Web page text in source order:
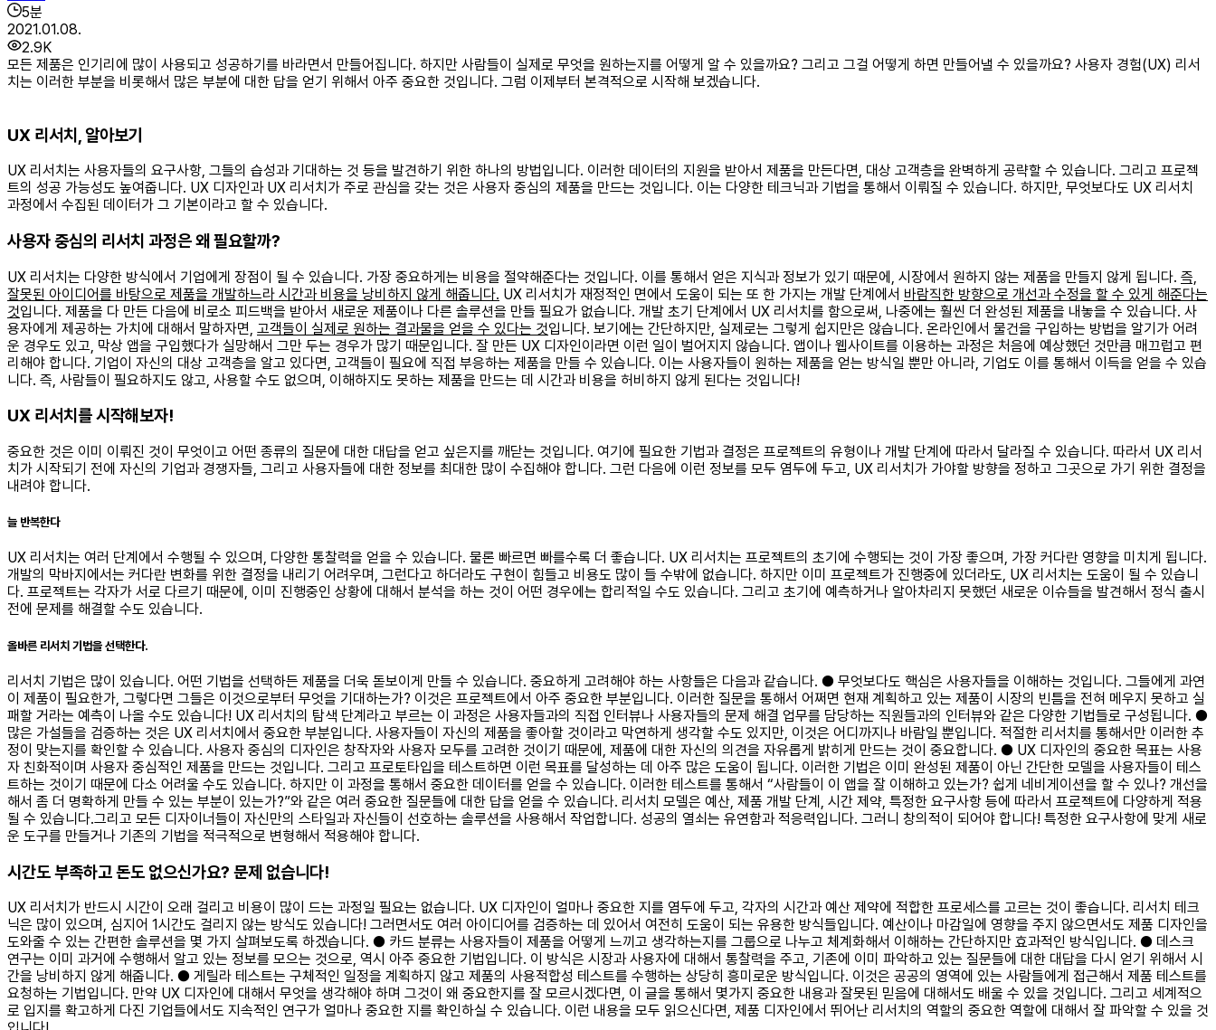
5분
2021.01.08.
2.9K
모든 제품은 인기리에 많이 사용되고 성공하기를 바라면서 만들어집니다. 하지만 사람들이 실제로 무엇을 원하는지를 어떻게 알 수 있을까요? 그리고 그걸 어떻게 하면 만들어낼 수 있을까요? 사용자 경험(UX) 리서
치는 이러한 부분을 비롯해서 많은 부분에 대한 답을 얻기 위해서 아주 중요한 것입니다. 그럼 이제부터 본격적으로 시작해 보겠습니다.
UX 리서치, 알아보기
UX 리서치는 사용자들의 요구사항, 그들의 습성과 기대하는 것 등을 발견하기 위한 하나의 방법입니다. 이러한 데이터의 지원을 받아서 제품을 만든다면, 대상 고객층을 완벽하게 공략할 수 있습니다. 그리고 프로젝
트의 성공 가능성도 높여줍니다. UX 디자인과 UX 리서치가 주로 관심을 갖는 것은 사용자 중심의 제품을 만드는 것입니다. 이는 다양한 테크닉과 기법을 통해서 이뤄질 수 있습니다. 하지만, 무엇보다도 UX 리서치
과정에서 수집된 데이터가 그 기본이라고 할 수 있습니다. ​
사용자 중심의 리서치 과정은 왜 필요할까?
UX 리서치는 다양한 방식에서 기업에게 장점이 될 수 있습니다. 가장 중요하게는 비용을 절약해준다는 것입니다. 이를 통해서 얻은 지식과 정보가 있기 때문에, 시장에서 원하지 않는 제품을 만들지 않게 됩니다. 즉,
잘못된 아이디어를 바탕으로 제품을 개발하느라 시간과 비용을 낭비하지 않게 해줍니다. UX 리서치가 재정적인 면에서 도움이 되는 또 한 가지는 개발 단계에서 바람직한 방향으로 개선과 수정을 할 수 있게 해준다는
것입니다. 제품을 다 만든 다음에 비로소 피드백을 받아서 새로운 제품이나 다른 솔루션을 만들 필요가 없습니다. 개발 초기 단계에서 UX 리서치를 함으로써, 나중에는 훨씬 더 완성된 제품을 내놓을 수 있습니다. 사
용자에게 제공하는 가치에 대해서 말하자면, 고객들이 실제로 원하는 결과물을 얻을 수 있다는 것입니다. 보기에는 간단하지만, 실제로는 그렇게 쉽지만은 않습니다. 온라인에서 물건을 구입하는 방법을 알기가 어려
운 경우도 있고, 막상 앱을 구입했다가 실망해서 그만 두는 경우가 많기 때문입니다. 잘 만든 UX 디자인이라면 이런 일이 벌어지지 않습니다. 앱이나 웹사이트를 이용하는 과정은 처음에 예상했던 것만큼 매끄럽고 편
리해야 합니다. 기업이 자신의 대상 고객층을 알고 있다면, 고객들이 필요에 직접 부응하는 제품을 만들 수 있습니다. 이는 사용자들이 원하는 제품을 얻는 방식일 뿐만 아니라, 기업도 이를 통해서 이득을 얻을 수 있습
니다. 즉, 사람들이 필요하지도 않고, 사용할 수도 없으며, 이해하지도 못하는 제품을 만드는 데 시간과 비용을 허비하지 않게 된다는 것입니다!
UX 리서치를 시작해보자!
중요한 것은 이미 이뤄진 것이 무엇이고 어떤 종류의 질문에 대한 대답을 얻고 싶은지를 깨닫는 것입니다. 여기에 필요한 기법과 결정은 프로젝트의 유형이나 개발 단계에 따라서 달라질 수 있습니다. 따라서 UX 리서
치가 시작되기 전에 자신의 기업과 경쟁자들, 그리고 사용자들에 대한 정보를 최대한 많이 수집해야 합니다. 그런 다음에 이런 정보를 모두 염두에 두고, UX 리서치가 가야할 방향을 정하고 그곳으로 가기 위한 결정을
내려야 합니다.
늘 반복한다
UX 리서치는 여러 단계에서 수행될 수 있으며, 다양한 통찰력을 얻을 수 있습니다. 물론 빠르면 빠를수록 더 좋습니다. UX 리서치는 프로젝트의 초기에 수행되는 것이 가장 좋으며, 가장 커다란 영향을 미치게 됩니다.
개발의 막바지에서는 커다란 변화를 위한 결정을 내리기 어려우며, 그런다고 하더라도 구현이 힘들고 비용도 많이 들 수밖에 없습니다. 하지만 이미 프로젝트가 진행중에 있더라도, UX 리서치는 도움이 될 수 있습니
다. 프로젝트는 각자가 서로 다르기 때문에, 이미 진행중인 상황에 대해서 분석을 하는 것이 어떤 경우에는 합리적일 수도 있습니다. 그리고 초기에 예측하거나 알아차리지 못했던 새로운 이슈들을 발견해서 정식 출시
전에 문제를 해결할 수도 있습니다.
올바른 리서치 기법을 선택한다.
리서치 기법은 많이 있습니다. 어떤 기법을 선택하든 제품을 더욱 돋보이게 만들 수 있습니다. 중요하게 고려해야 하는 사항들은 다음과 같습니다. ● 무엇보다도 핵심은 사용자들을 이해하는 것입니다. 그들에게 과연
이 제품이 필요한가, 그렇다면 그들은 이것으로부터 무엇을 기대하는가? 이것은 프로젝트에서 아주 중요한 부분입니다. 이러한 질문을 통해서 어쩌면 현재 계획하고 있는 제품이 시장의 빈틈을 전혀 메우지 못하고 실
패할 거라는 예측이 나올 수도 있습니다! UX 리서치의 탐색 단계라고 부르는 이 과정은 사용자들과의 직접 인터뷰나 사용자들의 문제 해결 업무를 담당하는 직원들과의 인터뷰와 같은 다양한 기법들로 구성됩니다. ●
많은 가설들을 검증하는 것은 UX 리서치에서 중요한 부분입니다. 사용자들이 자신의 제품을 좋아할 것이라고 막연하게 생각할 수도 있지만, 이것은 어디까지나 바람일 뿐입니다. 적절한 리서치를 통해서만 이러한 추
정이 맞는지를 확인할 수 있습니다. 사용자 중심의 디자인은 창작자와 사용자 모두를 고려한 것이기 때문에, 제품에 대한 자신의 의견을 자유롭게 밝히게 만드는 것이 중요합니다. ● UX 디자인의 중요한 목표는 사용
자 친화적이며 사용자 중심적인 제품을 만드는 것입니다. 그리고 프로토타입을 테스트하면 이런 목표를 달성하는 데 아주 많은 도움이 됩니다. 이러한 기법은 이미 완성된 제품이 아닌 간단한 모델을 사용자들이 테스
트하는 것이기 때문에 다소 어려울 수도 있습니다. 하지만 이 과정을 통해서 중요한 데이터를 얻을 수 있습니다. 이러한 테스트를 통해서 “사람들이 이 앱을 잘 이해하고 있는가? 쉽게 네비게이션을 할 수 있나? 개선을
해서 좀 더 명확하게 만들 수 있는 부분이 있는가?”와 같은 여러 중요한 질문들에 대한 답을 얻을 수 있습니다. 리서치 모델은 예산, 제품 개발 단계, 시간 제약, 특정한 요구사항 등에 따라서 프로젝트에 다양하게 적용
될 수 있습니다.그리고 모든 디자이너들이 자신만의 스타일과 자신들이 선호하는 솔루션을 사용해서 작업합니다. 성공의 열쇠는 유연함과 적응력입니다. 그러니 창의적이 되어야 합니다! 특정한 요구사항에 맞게 새로
운 도구를 만들거나 기존의 기법을 적극적으로 변형해서 적용해야 합니다.
시간도 부족하고 돈도 없으신가요? 문제 없습니다!
UX 리서치가 반드시 시간이 오래 걸리고 비용이 많이 드는 과정일 필요는 없습니다. UX 디자인이 얼마나 중요한 지를 염두에 두고, 각자의 시간과 예산 제약에 적합한 프로세스를 고르는 것이 좋습니다. 리서치 테크
닉은 많이 있으며, 심지어 1시간도 걸리지 않는 방식도 있습니다! 그러면서도 여러 아이디어를 검증하는 데 있어서 여전히 도움이 되는 유용한 방식들입니다. 예산이나 마감일에 영향을 주지 않으면서도 제품 디자인을
도와줄 수 있는 간편한 솔루션을 몇 가지 살펴보도록 하겠습니다. ● 카드 분류는 사용자들이 제품을 어떻게 느끼고 생각하는지를 그룹으로 나누고 체계화해서 이해하는 간단하지만 효과적인 방식입니다. ● 데스크
연구는 이미 과거에 수행해서 알고 있는 정보를 모으는 것으로, 역시 아주 중요한 기법입니다. 이 방식은 시장과 사용자에 대해서 통찰력을 주고, 기존에 이미 파악하고 있는 질문들에 대한 대답을 다시 얻기 위해서 시
간을 낭비하지 않게 해줍니다. ● 게릴라 테스트는 구체적인 일정을 계획하지 않고 제품의 사용적합성 테스트를 수행하는 상당히 흥미로운 방식입니다. 이것은 공공의 영역에 있는 사람들에게 접근해서 제품 테스트를
요청하는 기법입니다. 만약 UX 디자인에 대해서 무엇을 생각해야 하며 그것이 왜 중요한지를 잘 모르시겠다면, 이 글을 통해서 몇가지 중요한 내용과 잘못된 믿음에 대해서도 배울 수 있을 것입니다. 그리고 세계적으
로 입지를 확고하게 다진 기업들에서도 지속적인 연구가 얼마나 중요한 지를 확인하실 수 있습니다. 이런 내용을 모두 읽으신다면, 제품 디자인에서 뛰어난 리서치의 역할의 중요한 역할에 대해서 잘 파악할 수 있을 것